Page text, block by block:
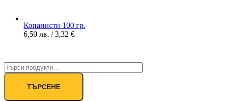
Копанисти 100 гр.
6,50 лв. / 3,32 €
ТЪРСЕНЕ